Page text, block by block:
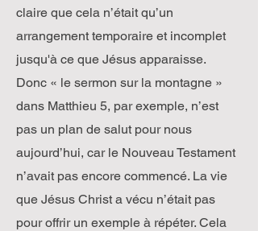
claire que cela n’était qu’un
arrangement temporaire et incomplet
jusqu'à ce que Jésus apparaisse.
Donc « le sermon sur la montagne »
dans Matthieu 5, par exemple, n’est
pas un plan de salut pour nous
aujourd’hui, car le Nouveau Testament
n’avait pas encore commencé. La vie
que Jésus Christ a vécu n’était pas
pour offrir un exemple à répéter. Cela